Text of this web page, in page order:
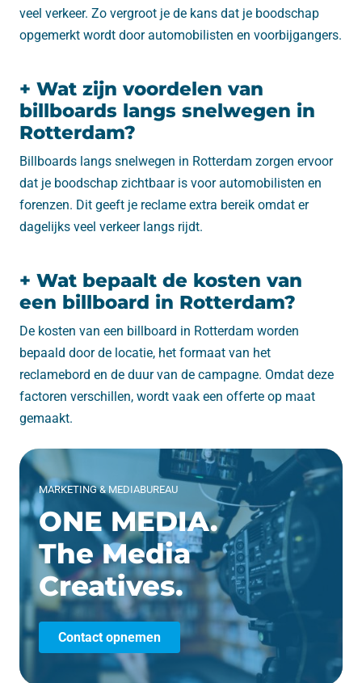
veel verkeer. Zo vergroot je de kans dat je boodschap
opgemerkt wordt door automobilisten en voorbijgangers.
+ Wat zijn voordelen van
billboards langs snelwegen in
Rotterdam?
Billboards langs snelwegen in Rotterdam zorgen ervoor
dat je boodschap zichtbaar is voor automobilisten en
forenzen. Dit geeft je reclame extra bereik omdat er
dagelijks veel verkeer langs rijdt.
+ Wat bepaalt de kosten van
een billboard in Rotterdam?
De kosten van een billboard in Rotterdam worden
bepaald door de locatie, het formaat van het
reclamebord en de duur van de campagne. Omdat deze
factoren verschillen, wordt vaak een offerte op maat
gemaakt.
MARKETING & MEDIABUREAU
ONE MEDIA.
The Media
Creatives.
Contact opnemen